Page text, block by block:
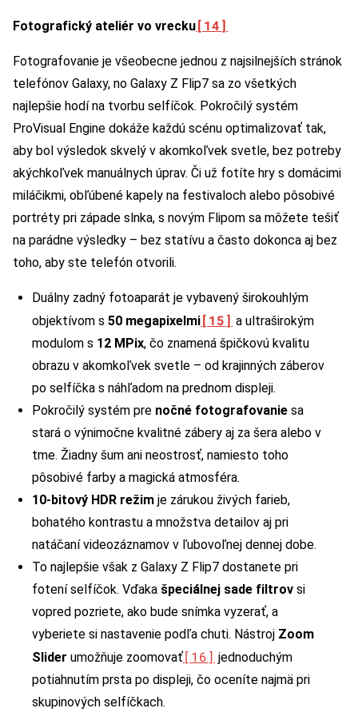
Fotografický ateliér vo vrecku[14]
Fotografovanie je všeobecne jednou z najsilnejších stránok
telefónov Galaxy, no Galaxy Z Flip7 sa zo všetkých
najlepšie hodí na tvorbu selfíčok. Pokročilý systém
ProVisual Engine dokáže každú scénu optimalizovať tak,
aby bol výsledok skvelý v akomkoľvek svetle, bez potreby
akýchkoľvek manuálnych úprav. Či už fotíte hry s domácimi
miláčikmi, obľúbené kapely na festivaloch alebo pôsobivé
portréty pri západe slnka, s novým Flipom sa môžete tešiť
na parádne výsledky – bez statívu a často dokonca aj bez
toho, aby ste telefón otvorili.
Duálny zadný fotoaparát je vybavený širokouhlým
objektívom s 50 megapixelmi[15] a ultraširokým
modulom s 12 MPix, čo znamená špičkovú kvalitu
obrazu v akomkoľvek svetle – od krajinných záberov
po selfíčka s náhľadom na prednom displeji.
Pokročilý systém pre nočné fotografovanie sa
stará o výnimočne kvalitné zábery aj za šera alebo v
tme. Žiadny šum ani neostrosť, namiesto toho
pôsobivé farby a magická atmosféra.
10-bitový HDR režim je zárukou živých farieb,
bohatého kontrastu a množstva detailov aj pri
natáčaní videozáznamov v ľubovoľnej dennej dobe.
To najlepšie však z Galaxy Z Flip7 dostanete pri
fotení selfíčok. Vďaka špeciálnej sade filtrov si
vopred pozriete, ako bude snímka vyzerať, a
vyberiete si nastavenie podľa chuti. Nástroj Zoom
Slider umožňuje zoomovať[16] jednoduchým
potiahnutím prsta po displeji, čo oceníte najmä pri
skupinových selfíčkach.